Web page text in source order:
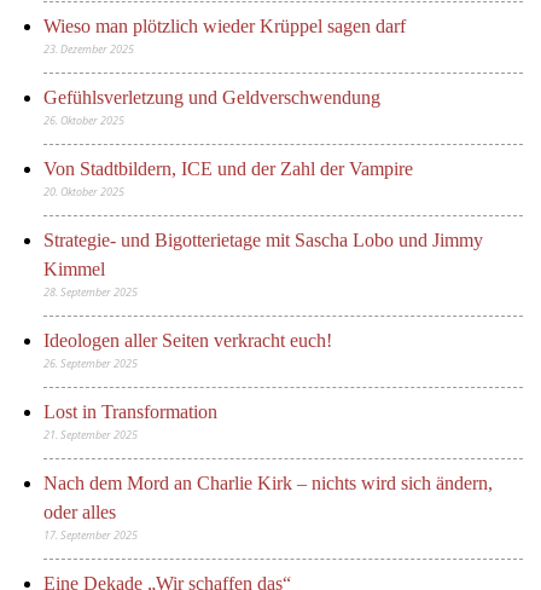
Wieso man plötzlich wieder Krüppel sagen darf
23. Dezember 2025
Gefühlsverletzung und Geldverschwendung
26. Oktober 2025
Von Stadtbildern, ICE und der Zahl der Vampire
20. Oktober 2025
Strategie- und Bigotterietage mit Sascha Lobo und Jimmy
Kimmel
28. September 2025
Ideologen aller Seiten verkracht euch!
26. September 2025
Lost in Transformation
21. September 2025
Nach dem Mord an Charlie Kirk – nichts wird sich ändern,
oder alles
17. September 2025
Eine Dekade „Wir schaffen das“